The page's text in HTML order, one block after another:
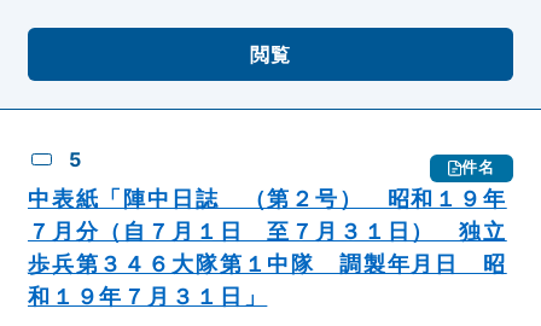
閲覧
5 件名
中表紙「陣中日誌 （第２号） 昭和１９年
７月分（自７月１日 至７月３１日） 独立
歩兵第３４６大隊第１中隊 調製年月日 昭
和１９年７月３１日」